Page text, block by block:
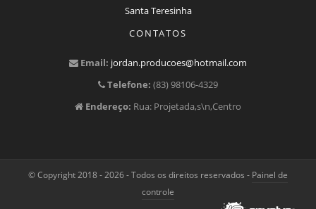
Santa Teresinha
CONTATOS
Email: jordan.producoes@hotmail.com
Telefone: (83) 98106-4329
Endereço: Rua: Projetada,s\n,Centro
© Copyright 2018 - 2026 - Todos os direitos reservados - Painel de
controle